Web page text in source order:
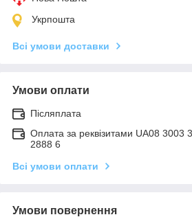
Укрпошта
Всі умови доставки
Умови оплати
Післяплата
Оплата за реквізитами UA08 3003
2888 6
Всі умови оплати
Умови повернення